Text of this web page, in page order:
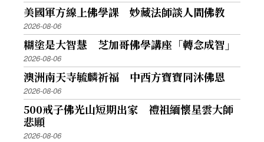
美國軍方線上佛學課 妙藏法師談人間佛教
2026-08-06
糊塗是大智慧 芝加哥佛學講座「轉念成智」
2026-08-06
澳洲南天寺毓麟祈福 中西方寶寶同沐佛恩
2026-08-06
500戒子佛光山短期出家 禮祖緬懷星雲大師
悲願
2026-08-06